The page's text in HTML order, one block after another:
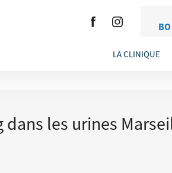
LA CLINIQUE
dans les urines